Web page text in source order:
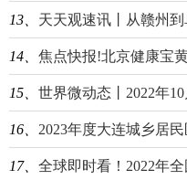
13、 天天观速讯丨从赣州到阜阳需要
14、 焦点快报!北京健康宝黄码居家观察怎
15、 世界微动态丨2022年10
16、 2023年度大连城乡居民医
17、 全球即时看！2022年全国